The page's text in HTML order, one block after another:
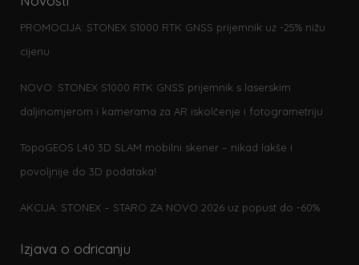
PROMOCIJA: STONEX S1000 RTK GNSS prijemnik uz -25% nižu
cijenu
NOVO: STONEX S1000 RTK GNSS prijemnik s laserskim
daljinomjerom i kamerama za AR iskolčenje i fotogrametriju
TopoGEOS L40 3D SLAM mobilni skener – nikad lakše i
povoljnije do 3D podataka!
AKCIJA: STONEX – STARO ZA NOVO 2026 uz popust do -60%
Izjava o odricanju